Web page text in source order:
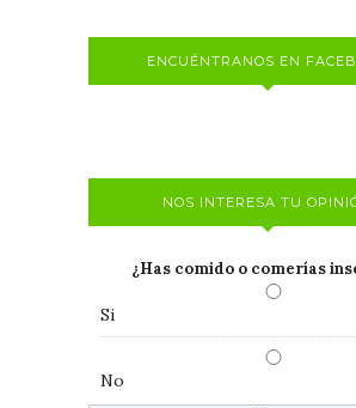
ENCUÉNTRANOS EN
NOS INTERESA TU
¿Has comido o comerías
Si
No